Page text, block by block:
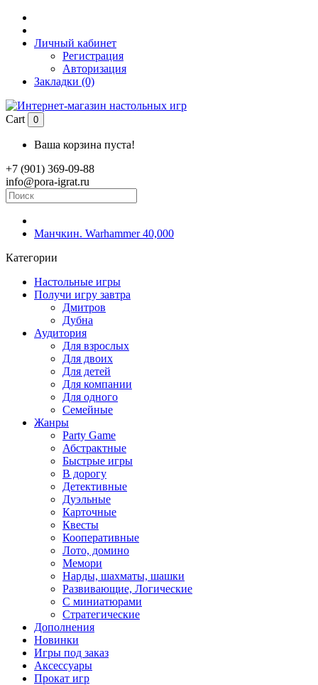
Личный кабинет
Регистрация
Авторизация
Закладки (0)
Cart 0
Ваша корзина пуста!
+7 (901) 369-09-88
info@pora-igrat.ru
Манчкин. Warhammer 40,000
Категории
Настольные игры
Получи игру завтра
Дмитров
Дубна
Аудитория
Для взрослых
Для двоих
Для детей
Для компании
Для одного
Семейные
Жанры
Party Game
Абстрактные
Быстрые игры
В дорогу
Детективные
Дуэльные
Карточные
Квесты
Кооперативные
Лото, домино
Мемори
Нарды, шахматы, шашки
Развивающие, Логические
С миниатюрами
Стратегические
Дополнения
Новинки
Игры под заказ
Аксессуары
Прокат игр